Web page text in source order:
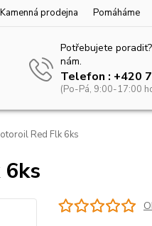
Kamenná prodejna Pomáháme
Potřebujete
nám.
Telefon : +420
(Po-Pá, 9:00-17:00
Red Flk 6ks